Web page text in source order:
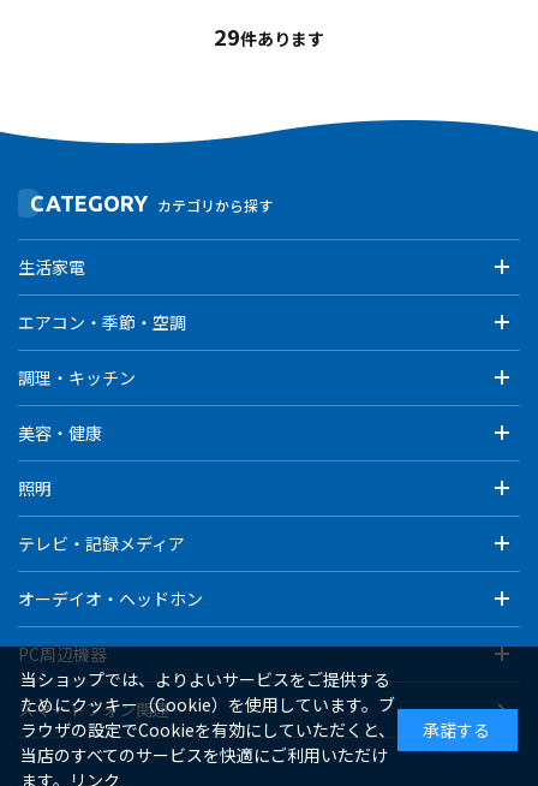
29件あります
CATEGORY カテゴリから探す
生活家電
エアコン・季節・空調
調理・キッチン
美容・健康
照明
テレビ・記録メディア
オーデイオ・ヘッドホン
PC周辺機器
スマートフォン関連
当ショップでは、よりよいサービスをご提供する
ためにクッキー（Cookie）を使用しています。ブ
ラウザの設定でCookieを有効にしていただくと、
当店のすべてのサービスを快適にご利用いただけ
ます。 リンク
承諾する